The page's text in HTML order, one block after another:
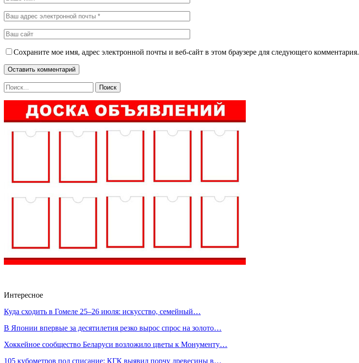
Сохраните мое имя, адрес электронной почты и веб-сайт в этом браузере для следующего комментария.
Интересное
Куда сходить в Гомеле 25–26 июля: искусство, семейный…
В Японии впервые за десятилетия резко вырос спрос на золото…
Хоккейное сообщество Беларуси возложило цветы к Монументу…
105 кубометров под списание: КГК выявил порчу древесины в…